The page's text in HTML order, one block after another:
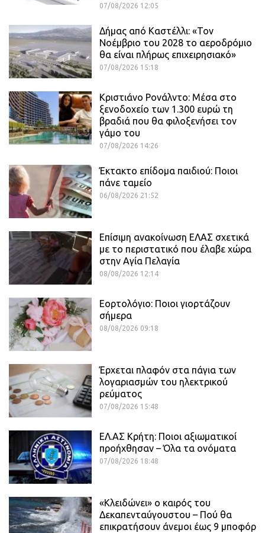
07/08/2026 12:05
Δήμας από Καστέλλι: «Τον
Νοέμβριο του 2028 το αεροδρόμιο
θα είναι πλήρως επιχειρησιακό»
07/08/2026 15:18
Κριστιάνο Ρονάλντο: Μέσα στο
ξενοδοχείο των 1.300 ευρώ τη
βραδιά που θα φιλοξενήσει τον
γάμο του
07/08/2026 14:26
Έκτακτο επίδομα παιδιού: Ποιοι
πάνε ταμείο
06/08/2026 21:52
Επίσιμη ανακοίνωση ΕΛΑΣ σχετικά
με το περιστατικό που έλαβε χώρα
στην Αγία Πελαγία
08/08/2026 12:14
Εορτολόγιο: Ποιοι γιορτάζουν
σήμερα
08/08/2026 09:18
Έρχεται πλαφόν στα πάγια των
λογαριασμών του ηλεκτρικού
ρεύματος
07/08/2026 15:48
ΕΛ.ΑΣ Κρήτη: Ποιοι αξιωματικοί
προήχθησαν – Όλα τα ονόματα
07/08/2026 18:48
«Κλειδώνει» ο καιρός του
Δεκαπενταύγουστου – Πού θα
επικρατήσουν άνεμοι έως 9 μποφόρ